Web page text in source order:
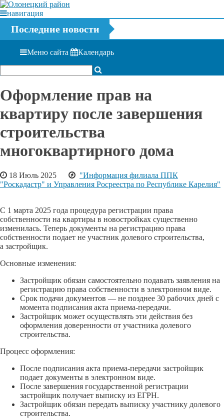
навигация
Последние новости
Меню сайта Календарь
Оформление прав на
квартиру после завершения
строительства
многоквартирного дома
18 Июль 2025
"Информация филиала ППК
"Роскадастр" и Управления Росреестра по Республике Карелия"
С 1 марта 2025 года процедура регистрации права
собственности на квартиры в новостройках существенно
изменилась. Теперь документы на регистрацию права
собственности подает не участник долевого строительства,
а застройщик.
Основные изменения:
Застройщик обязан самостоятельно подавать заявления на
регистрацию права собственности в электронном виде.
Срок подачи документов — не позднее 30 рабочих дней с
момента подписания акта приема-передачи.
Застройщик может осуществлять эти действия без
оформления доверенности от участника долевого
строительства.
Процесс оформления:
После подписания акта приема-передачи застройщик
подает документы в электронном виде.
После завершения государственной регистрации
застройщик получает выписку из ЕГРН.
Застройщик обязан передать выписку участнику долевого
строительства.